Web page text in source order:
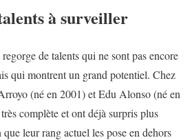
à surveiller
de talents qui ne sont pas encore
qui montrent un grand potentiel. Chez
(né en 2001) et Edu Alonso (né en
complète et ont déjà surpris plus
leur rang actuel les pose en dehors